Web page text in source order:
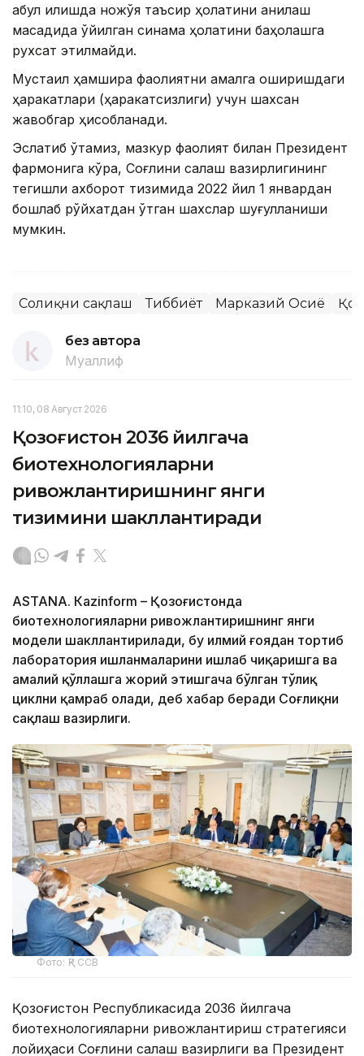
қабул қилишда ножўя таъсир ҳолатини аниқлаш
мақсадида қўйилган синама ҳолатини баҳолашга
рухсат этилмайди.
Мустақил ҳамшира фаолиятни амалга оширишдаги
ҳаракатлари (ҳаракатсизлиги) учун шахсан
жавобгар ҳисобланади.
Эслатиб ўтамиз, мазкур фаолият билан Президент
фармонига кўра, Соғлиқни сақлаш вазирлигининг
тегишли ахборот тизимида 2022 йил 1 январдан
бошлаб рўйхатдан ўтган шахслар шуғулланиши
мумкин.
Соғлиқни сақлаш Тиббиёт Марказий Осиё
без автора
Муаллиф
11:10, 08 Август 2026
Қозоғистон 2036 йилгача
биотехнологияларни
ривожлантиришнинг янги
тизимини шакллантиради
ASTANА. Кazinform – Қозоғистонда
биотехнологияларни ривожлантиришнинг янги
модели шакллантирилади, бу илмий ғоядан тортиб
лаборатория ишланмаларини ишлаб чиқаришга ва
амалий қўллашга жорий этишгача бўлган тўлиқ
циклни қамраб олади, деб хабар беради Соғлиқни
сақлаш вазирлиги.
Фото: ҚР ССВ
Қозоғистон Республикасида 2036 йилгача
биотехнологияларни ривожлантириш стратегияси
лойиҳаси Соғлиқни сақлаш вазирлиги ва Президент